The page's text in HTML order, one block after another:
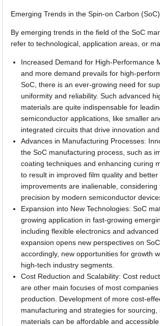
Emerging Trends in the Spin-on Carbon
By emerging trends in the field of the SoC
refer to technological, application areas, or
Increased Demand for High-Performance
and more demand prevails for high-
SoC, there is an ever-growing need for
uniformity and reliability. Such advanced
materials are quite indispensable for
semiconductor applications, like smaller
integrated circuits that drive innovation
Advances in Manufacturing Processes:
the SoC manufacturing process, such as
coating techniques and enhancing curing
to result in improved film quality and
improvements are inalienable,
precision by modern semiconductor
Expansion into New Technologies: SoC
growing application in fast-growing
including flexible electronics and
expansion opens new perspectives on
accordingly, new opportunities for growth
high-tech industry segments.
Cost Reduction and Scalability: Cost
are other main focuses of most
production. Development of more cost-
manufacturing and strategies for sourcing,
materials can be affordable and